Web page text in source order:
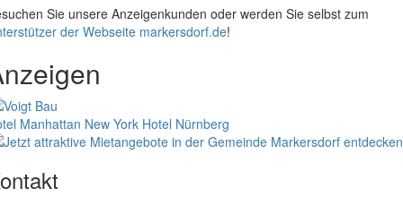
Sie unsere Anzeigenkunden oder werden Sie selbst zum
der Webseite markersdorf.de!
Manhattan New York Hotel Nürnberg